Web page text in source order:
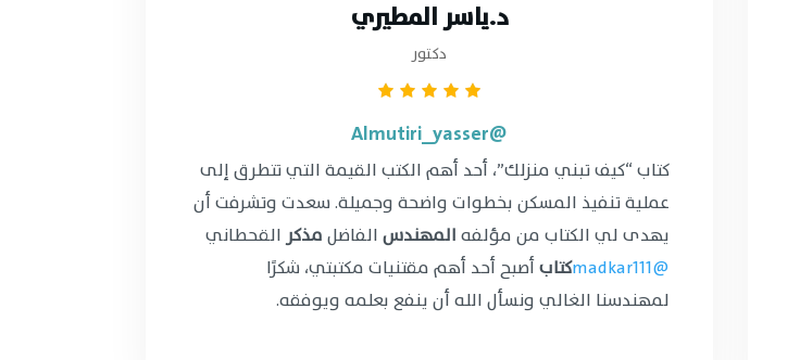
د.ياسر المطيري
دكتور
@Almutiri_yasser
كتاب “كيف تبني منزلك”، أحد أهم الكتب القيمة التي تتطرق إلى
عملية تنفيذ المسكن بخطوات واضحة وجميلة. سعدت وتشرفت أن
يهدى لي الكتاب من مؤلفهالمهندسالفاضلمذكر القحطاني
@madkar111
كتابأصبح أحد أهم مقتنيات مكتبتي، شكرًا
لمهندسنا الغالي ونسأل الله أن ينفع بعلمه ويوفقه.